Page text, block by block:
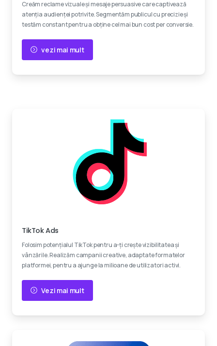
Creăm reclame vizuale și mesaje persuasive care captivează
atenția audienței potrivite. Segmentăm publicul cu precizie și
testăm constant pentru a obține cel mai bun cost per conversie.
vezi mai mult
TikTok Ads
Folosim potențialul TikTok pentru a-ți crește vizibilitatea și
vânzările. Realizăm campanii creative, adaptate formatelor
platformei, pentru a ajunge la milioane de utilizatori activi.
Vezi mai mult